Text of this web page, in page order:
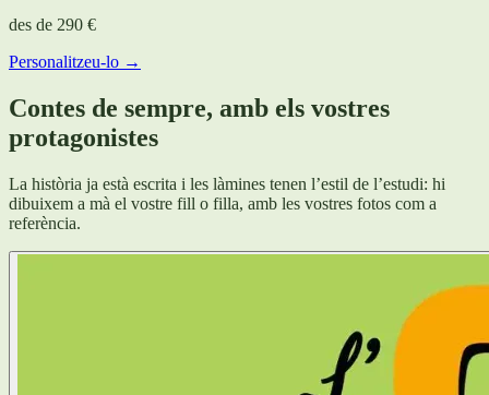
des de 290 €
Personalitzeu-lo →
Contes de sempre, amb els vostres
protagonistes
La història ja està escrita i les làmines tenen l’estil de l’estudi: hi
dibuixem a mà el vostre fill o filla, amb les vostres fotos com a
referència.